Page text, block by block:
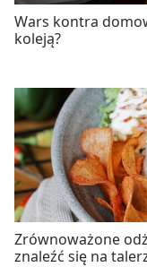
Wars kontra
koleją?
Zrównoważone
znaleźć się na